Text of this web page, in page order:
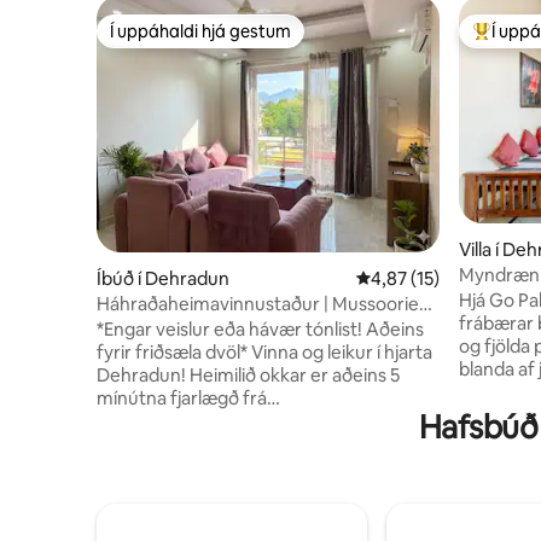
Í uppáhaldi hjá gestum
Í uppáhaldi hjá gestum
Íbúð í Dehradun 4,87 af 5 í
4,87 (15)
Háhraðaheimavinnustaður | Mussoorie
Rd | Ganga að kaffihúsi
*Engar veislur eða hávær tónlist! Aðeins
fyrir friðsæla dvöl* Vinna og leikur í hjarta
Dehradun! Heimilið okkar er aðeins 5
mínútna fjarlægð frá
Í mestu
Í
Villa í
Myndræn
Hjá Go
frábærar
og fjölda
blanda
afurðum